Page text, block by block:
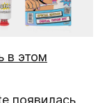
в этом
появилась